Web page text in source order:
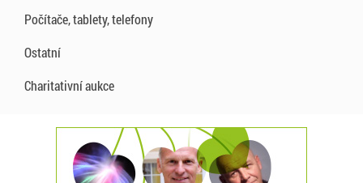
Počítače, tablety, telefony
Ostatní
Charitativní aukce